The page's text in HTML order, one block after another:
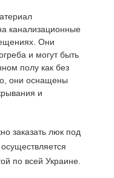
канализационные
Они
и могут быть
полу как без
они оснащены
и
заказать люк под
по всей Украине.